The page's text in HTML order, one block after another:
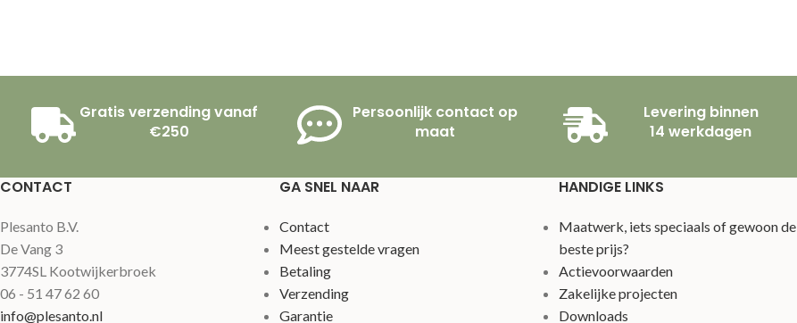
Gratis verzending vanaf
€250
Persoonlijk contact op
maat
Levering binnen
14 werkdagen
CONTACT
Plesanto B.V.
De Vang 3
3774SL Kootwijkerbroek
06 - 51 47 62 60
info@plesanto.nl
GA SNEL NAAR
Contact
Meest gestelde vragen
Betaling
Verzending
Garantie
HANDIGE LINKS
Maatwerk, iets speciaals of gewoon de
beste prijs?
Actievoorwaarden
Zakelijke projecten
Downloads